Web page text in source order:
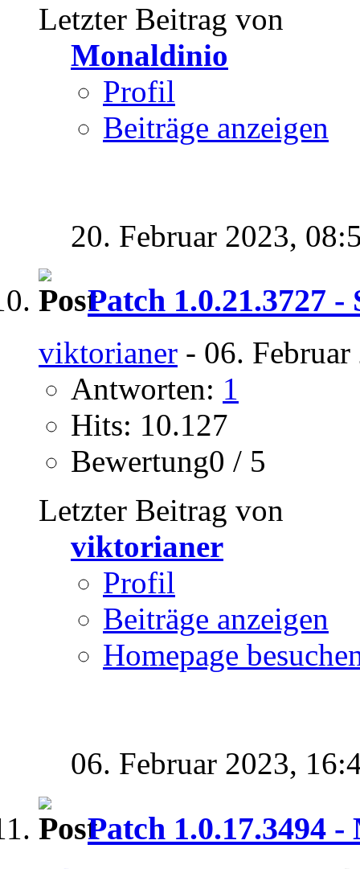
Letzter Beitrag von
Monaldinio
Profil
Beiträge anzeigen
20. Februar 2023,
Patch 1.0.21.3727
viktorianer - 06.
Antworten: 1
Hits: 10.127
Bewertung0 / 5
Letzter Beitrag von
viktorianer
Profil
Beiträge anzeigen
Homepage
06. Februar 2023,
Patch 1.0.17.3494